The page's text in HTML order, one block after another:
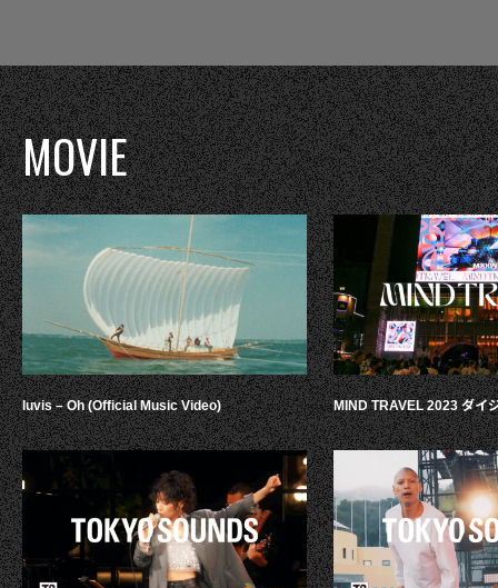
MOVIE
luvis – Oh (Official Music Video) MIND TRAVEL 2023 ダイ